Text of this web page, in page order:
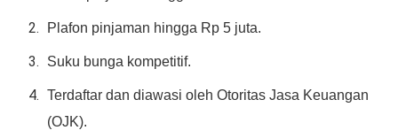
Plafon pinjaman hingga Rp 5 juta.
Suku bunga kompetitif.
Terdaftar dan diawasi oleh Otoritas Jasa Keuangan
(OJK).